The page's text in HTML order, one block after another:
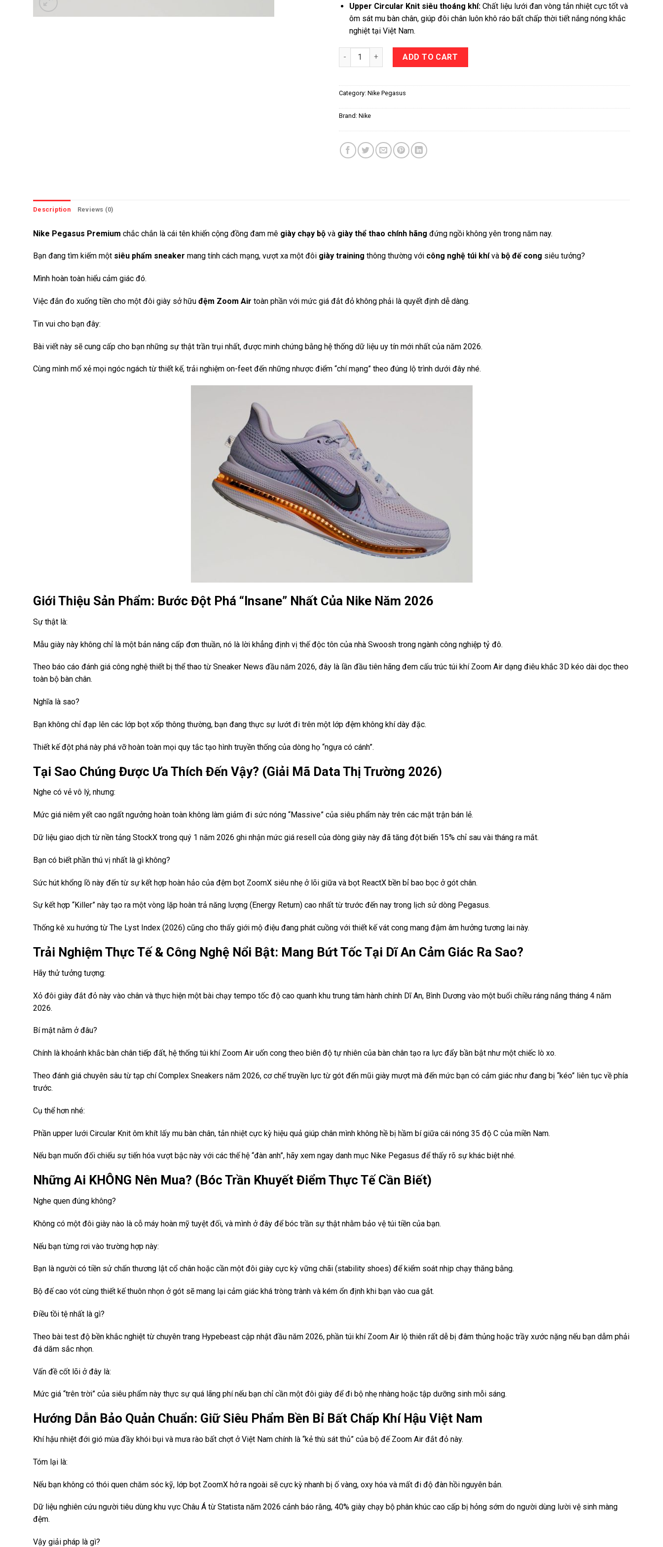
Upper Circular Knit siêu thoáng khí:Chất liệu lưới đan vòng tản nhiệt cực tốt và
ôm sát mu bàn chân, giúp đôi chân luôn khô ráo bất chấp thời tiết nắng nóng khắc
nghiệt tại Việt Nam.
Nike Pegasus Premium quantity
ADD TO CART
Category: Nike Pegasus
Brand: Nike
Description Reviews (0)
Nike Pegasus Premium chắc chắn là cái tên khiến cộng đồng đam mê giày chạy bộ và giày thể thao chính hãng đứng ngồi không yên trong năm nay.
Bạn đang tìm kiếm một siêu phẩm sneaker mang tính cách mạng, vượt xa một đôi giày training thông thường với công nghệ túi khívà bộ đế cong siêu tưởng?
Mình hoàn toàn hiểu cảm giác đó.
Việc đắn đo xuống tiền cho một đôi giày sở hữu đệm Zoom Air toàn phần với mức giá đắt đỏ không phải là quyết định dễ dàng.
Tin vui cho bạn đây:
Bài viết này sẽ cung cấp cho bạn những sự thật trần trụi nhất, được minh chứng bằng hệ thống dữ liệu uy tín mới nhất của năm 2026.
Cùng mình mổ xẻ mọi ngóc ngách từ thiết kế, trải nghiệm on-feet đến những nhược điểm “chí mạng” theo đúng lộ trình dưới đây nhé.
Giới Thiệu Sản Phẩm: Bước Đột Phá “Insane” Nhất Của Nike Năm 2026
Sự thật là:
Mẫu giày này không chỉ là một bản nâng cấp đơn thuần, nó là lời khẳng định vị thế độc tôn của nhà Swoosh trong ngành công nghiệp tỷ đô.
Theo báo cáo đánh giá công nghệ thiết bị thể thao từ Sneaker News đầu năm 2026, đây là lần đầu tiên hãng đem cấu trúc túi khí Zoom Air dạng điêu khắc 3D kéo dài dọc theo
toàn bộ bàn chân.
Nghĩa là sao?
Bạn không chỉ đạp lên các lớp bọt xốp thông thường, bạn đang thực sự lướt đi trên một lớp đệm không khí dày đặc.
Thiết kế đột phá này phá vỡ hoàn toàn mọi quy tắc tạo hình truyền thống của dòng họ “ngựa có cánh”.
Tại Sao Chúng Được Ưa Thích Đến Vậy? (Giải Mã Data Thị Trường 2026)
Nghe có vẻ vô lý, nhưng:
Mức giá niêm yết cao ngất ngưởng hoàn toàn không làm giảm đi sức nóng “Massive” của siêu phẩm này trên các mặt trận bán lẻ.
Dữ liệu giao dịch từ nền tảng StockX trong quý 1 năm 2026 ghi nhận mức giá resell của dòng giày này đã tăng đột biến 15% chỉ sau vài tháng ra mắt.
Bạn có biết phần thú vị nhất là gì không?
Sức hút khổng lồ này đến từ sự kết hợp hoàn hảo của đệm bọt ZoomX siêu nhẹ ở lõi giữa và bọt ReactX bền bỉ bao bọc ở gót chân.
Sự kết hợp “Killer” này tạo ra một vòng lặp hoàn trả năng lượng (Energy Return) cao nhất từ trước đến nay trong lịch sử dòng Pegasus.
Thống kê xu hướng từ The Lyst Index (2026) cũng cho thấy giới mộ điệu đang phát cuồng với thiết kế vát cong mang đậm âm hưởng tương lai này.
Trải Nghiệm Thực Tế & Công Nghệ Nổi Bật: Mang Bứt Tốc Tại Dĩ An Cảm Giác Ra Sao?
Hãy thử tưởng tượng:
Xỏ đôi giày đắt đỏ này vào chân và thực hiện một bài chạy tempo tốc độ cao quanh khu trung tâm hành chính Dĩ An, Bình Dương vào một buổi chiều ráng nắng tháng 4 năm
2026.
Bí mật nằm ở đâu?
Chính là khoảnh khắc bàn chân tiếp đất, hệ thống túi khí Zoom Air uốn cong theo biên độ tự nhiên của bàn chân tạo ra lực đẩy bần bật như một chiếc lò xo.
Theo đánh giá chuyên sâu từ tạp chí Complex Sneakers năm 2026, cơ chế truyền lực từ gót đến mũi giày mượt mà đến mức bạn có cảm giác như đang bị “kéo” liên tục về phía
trước.
Cụ thể hơn nhé:
Phần upper lưới Circular Knit ôm khít lấy mu bàn chân, tản nhiệt cực kỳ hiệu quả giúp chân mình không hề bị hầm bí giữa cái nóng 35 độ C của miền Nam.
Nếu bạn muốn đối chiếu sự tiến hóa vượt bậc này với các thế hệ “đàn anh”, hãy xem ngay danh mục Nike Pegasus để thấy rõ sự khác biệt nhé.
Những Ai KHÔNG Nên Mua? (Bóc Trần Khuyết Điểm Thực Tế Cần Biết)
Nghe quen đúng không?
Không có một đôi giày nào là cỗ máy hoàn mỹ tuyệt đối, và mình ở đây để bóc trần sự thật nhằm bảo vệ túi tiền của bạn.
Nếu bạn từng rơi vào trường hợp này:
Bạn là người có tiền sử chấn thương lật cổ chân hoặc cần một đôi giày cực kỳ vững chãi (stability shoes) để kiểm soát nhịp chạy thăng bằng.
Bộ đế cao vót cùng thiết kế thuôn nhọn ở gót sẽ mang lại cảm giác khá tròng trành và kém ổn định khi bạn vào cua gắt.
Điều tồi tệ nhất là gì?
Theo bài test độ bền khắc nghiệt từ chuyên trang Hypebeast cập nhật đầu năm 2026, phần túi khí Zoom Air lộ thiên rất dễ bị đâm thủng hoặc trầy xước nặng nếu bạn dẫm phải
đá dăm sắc nhọn.
Vấn đề cốt lõi ở đây là:
Mức giá “trên trời” của siêu phẩm này thực sự quá lãng phí nếu bạn chỉ cần một đôi giày để đi bộ nhẹ nhàng hoặc tập dưỡng sinh mỗi sáng.
Hướng Dẫn Bảo Quản Chuẩn: Giữ Siêu Phẩm Bền Bỉ Bất Chấp Khí Hậu Việt Nam
Khí hậu nhiệt đới gió mùa đầy khói bụi và mưa rào bất chợt ở Việt Nam chính là “kẻ thù sát thủ” của bộ đế Zoom Air đắt đỏ này.
Tóm lại là:
Nếu bạn không có thói quen chăm sóc kỹ, lớp bọt ZoomX hở ra ngoài sẽ cực kỳ nhanh bị ố vàng, oxy hóa và mất đi độ đàn hồi nguyên bản.
Dữ liệu nghiên cứu người tiêu dùng khu vực Châu Á từ Statista năm 2026 cảnh báo rằng, 40% giày chạy bộ phân khúc cao cấp bị hỏng sớm do người dùng lười vệ sinh màng
đệm.
Vậy giải pháp là gì?